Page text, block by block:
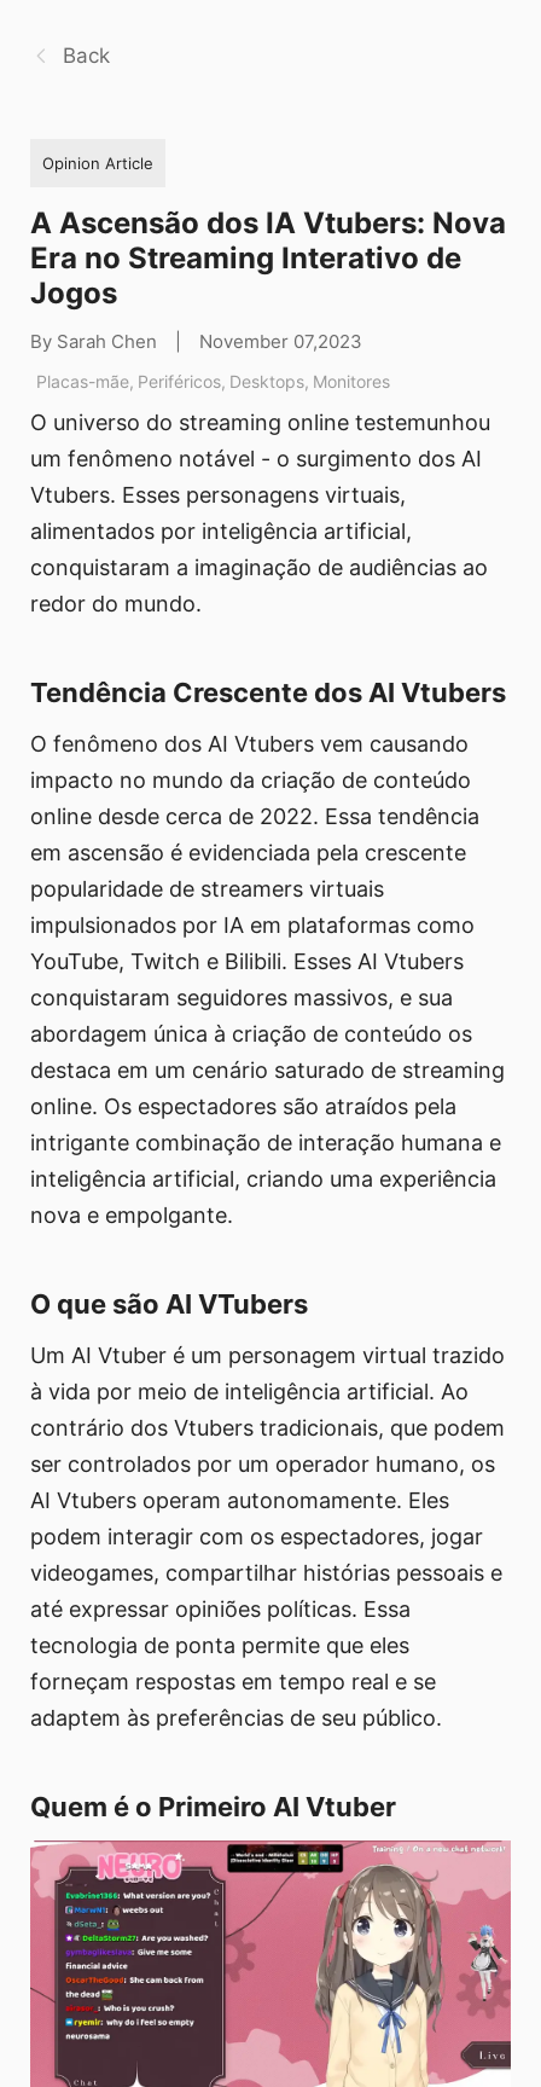
Back
Opinion Article
A Ascensão dos IA Vtubers: Nova
Era no Streaming Interativo de
Jogos
By Sarah Chen November 07,2023
Placas-mãe, Periféricos, Desktops, Monitores
O universo do streaming online testemunhou
um fenômeno notável - o surgimento dos AI
Vtubers. Esses personagens virtuais,
alimentados por inteligência artificial,
conquistaram a imaginação de audiências ao
redor do mundo.
Tendência Crescente dos AI Vtubers
O fenômeno dos AI Vtubers vem causando
impacto no mundo da criação de conteúdo
online desde cerca de 2022. Essa tendência
em ascensão é evidenciada pela crescente
popularidade de streamers virtuais
impulsionados por IA em plataformas como
YouTube, Twitch e Bilibili. Esses AI Vtubers
conquistaram seguidores massivos, e sua
abordagem única à criação de conteúdo os
destaca em um cenário saturado de streaming
online. Os espectadores são atraídos pela
intrigante combinação de interação humana e
inteligência artificial, criando uma experiência
nova e empolgante.
O que são AI VTubers
Um AI Vtuber é um personagem virtual trazido
à vida por meio de inteligência artificial. Ao
contrário dos Vtubers tradicionais, que podem
ser controlados por um operador humano, os
AI Vtubers operam autonomamente. Eles
podem interagir com os espectadores, jogar
videogames, compartilhar histórias pessoais e
até expressar opiniões políticas. Essa
tecnologia de ponta permite que eles
forneçam respostas em tempo real e se
adaptem às preferências de seu público.
Quem é o Primeiro AI Vtuber